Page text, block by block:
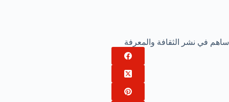
ساهم في نشر الثقافة والمعرفة